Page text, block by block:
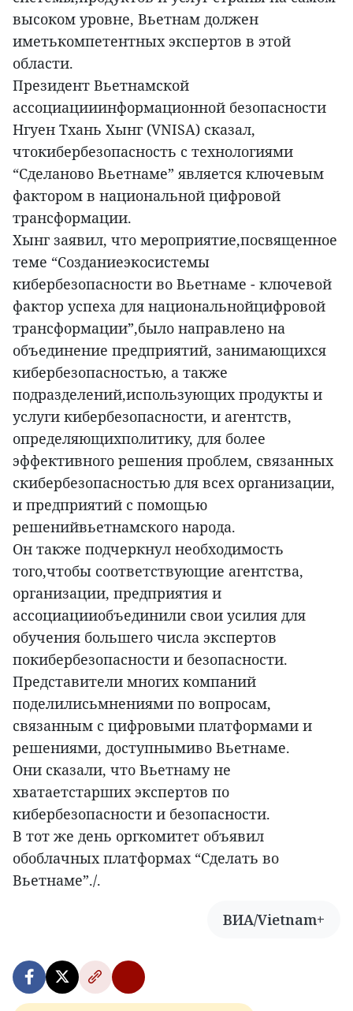
высоком уровне, Вьетнам должен
иметькомпетентных экспертов в этой
области.
Президент Вьетнамской
ассоциацииинформационной безопасности
Нгуен Тхань Хынг (VNISA) сказал,
чтокибербезопасность с технологиями
“Сделаново Вьетнаме” является ключевым
фактором в национальной цифровой
трансформации.
Хынг заявил, что мероприятие,посвященное
теме “Созданиеэкосистемы
кибербезопасности во Вьетнаме - ключевой
фактор успеха для национальнойцифровой
трансформации”,было направлено на
объединение предприятий, занимающихся
кибербезопасностью, а также
подразделений,использующих продукты и
услуги кибербезопасности, и агентств,
определяющихполитику, для более
эффективного решения проблем, связанных
скибербезопасностью для всех организации,
и предприятий с помощью
решенийвьетнамского народа.
Он также подчеркнул необходимость
того,чтобы соответствующие агентства,
организации, предприятия и
ассоциацииобъединили свои усилия для
обучения большего числа экспертов
покибербезопасности и безопасности.
Представители многих компаний
поделилисьмнениями по вопросам,
связанным с цифровыми платформами и
решениями, доступнымиво Вьетнаме.
Они сказали, что Вьетнаму не
хватаетстарших экспертов по
кибербезопасности и безопасности.
В тот же день оргкомитет объявил
обоблачных платформах “Сделать во
Вьетнаме”./.
ВИА/Vietnam+